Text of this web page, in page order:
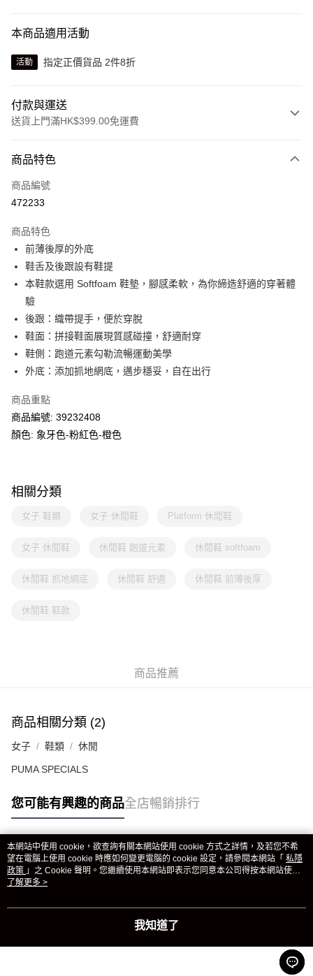
本商品適用活動
活動 指定正價貨品 2件8折
付款與運送
送貨上門滿HK$399.00免運費
信用卡
線上付款
Alipay, PayMe, WeChat Pay, UnionPay, FPS
送貨方式
單筆訂單淨值滿$399可享免運費優惠
每筆HK$30.00，滿HK$399.00或以上免運費
滿$599可享澳門免運費優惠
商品特色
商品編號
472233
商品特色
前薄後厚的外底
鞋舌及後跟設有鞋提
本鞋款選用 Softfoam 鞋墊，腳感柔軟，為你締造舒適的穿著體
驗
後跟：織帶提手，便於穿脫
鞋面：拼接鞋面展現質感碰撞，舒適耐穿
鞋側：跑道元素勾勒流暢運動美學
外底：添加抓地網底，邁步穩妥，自在出行
商品重點
商品編號: 39232408
顏色: 象牙色-粉紅色-橙色
相關分類
女子 鞋類 女子 休閒鞋 Platform 休閒鞋
女子 休閒鞋 休閒鞋 跑道元素 休閒鞋 softfoam
休閒鞋 抓地網底 休閒鞋 舒適 休閒鞋 前薄後厚
休閒鞋 鞋款
商品推薦
商品相關分類 (2)
女子 鞋類 休閒
PUMA SPECIALS
您可能有興趣的商品全店暢銷排行
熱門標籤
熱銷排行
本網站中使用 cookie，欲查詢有關本網站使用 cookie 方式之詳情，及若您不希
望在電腦上使用 cookie 時應如何變更電腦的 cookie 設定，請參閱本網站「 私隱
政策 」之 Cookie 聲明。您繼續使用本網站即表示您同意本公司得按本網站使用
條款之 Cookie 聲明使用 cookie。
了解更多 >
我知道了